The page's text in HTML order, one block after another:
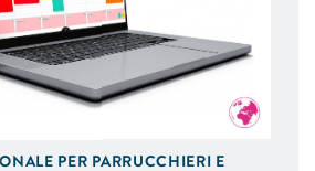
PER PARRUCCHIERI E
Media Marketing. Ideiamo e
ADS Facebook, Instagram